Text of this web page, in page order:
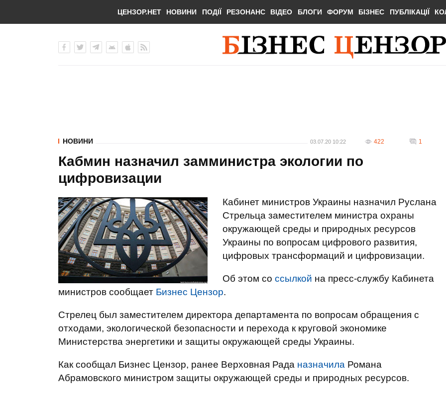
ЦЕНЗОР.НЕТ НОВИНИ ПОДІЇ РЕЗОНАНС ВІДЕО БЛОГИ ФОРУМ БІЗНЕС ПУБЛІКАЦІЇ
НОВИНИ 03.07.20 10:22 422 1
Кабмин назначил замминистра экологии по
цифровизации
Кабинет министров Украины назначил Руслана
Стрельца заместителем министра охраны
окружающей среды и природных ресурсов
Украины по вопросам цифрового развития,
цифровых трансформаций и цифровизации.
Об этом со ссылкой на пресс-службу Кабинета
министров сообщает Бизнес Цензор.
Стрелец был заместителем директора департамента по вопросам обращения с
отходами, экологической безопасности и перехода к круговой экономике
Министерства энергетики и защиты окружающей среды Украины.
Как сообщал Бизнес Цензор, ранее Верховная Рада назначила Романа
Абрамовского министром защиты окружающей среды и природных ресурсов.